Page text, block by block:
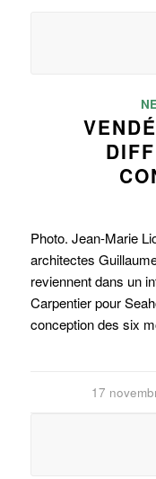
Photo. Jean-Marie
architectes
reviennent dans un
Carpentier pour
conception des six
17 /